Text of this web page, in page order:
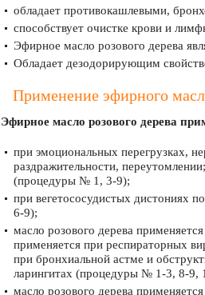
обладает противокашлевыми,
способствует очистке крови и
Эфирное масло розового дерева
Обладает дезодорирующим
Применение эфирного
Эфирное масло розового дерева
при эмоциональных перегрузках,
раздражительности,
(процедуры № 1, 3-9);
при вегетососудистых дистониях
6-9);
масло розового дерева
применяется при респираторных
при бронхиальной астме и
ларингитах (процедуры № 1-3, 8-9,
масло розового дерева